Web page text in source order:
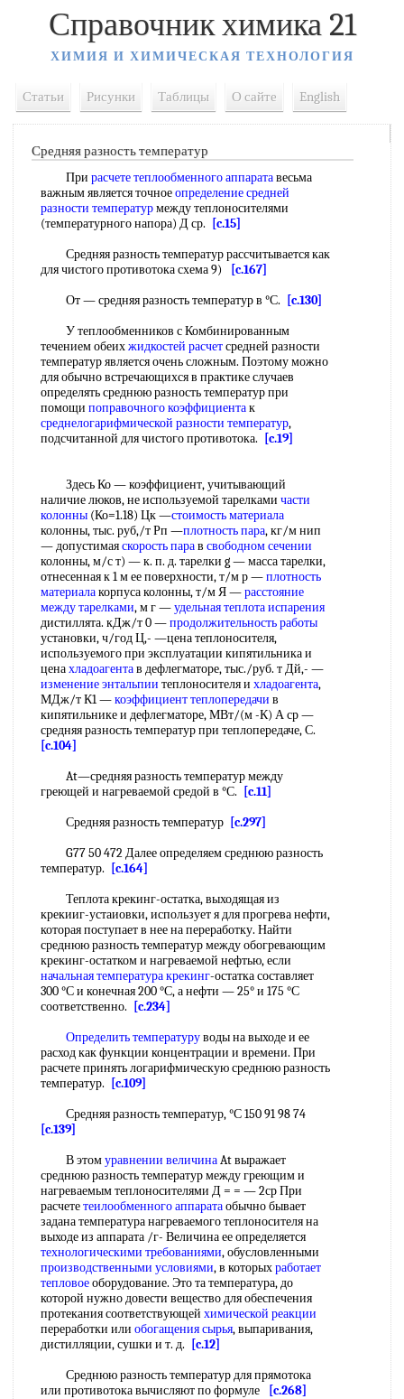
Справочник химика 21
ХИМИЯ И ХИМИЧЕСКАЯ ТЕХНОЛОГИЯ
Статьи Рисунки Таблицы О сайте English
Средняя разность температур
При расчете теплообменного аппаратавесьма
важным является точноеопределение средней
разности температурмежду теплоносителями
(температурного напора) Д ср.
[c.15]
Средняя разность температур рассчитывается как
для чистого противотока схема 9)
[c.167]
От — средняя разность температур в °С.
[c.130]
У теплообменников с Комбинированным
течением обеихжидкостей расчетсредней разности
температур является очень сложным. Поэтому можно
для обычно встречающихся в практике случаев
определять среднюю разность температур при
помощи поправочного коэффициентак
среднелогарифмической разности температур,
подсчитанной для чистого противотока.
[c.19]
Здесь Ко — коэффициент, учитывающий
наличие люков, не используемой тарелками части
колонны (Ко=1.18) Цк —стоимость материала
колонны, тыс. руб,/т Рп —плотность пара, кг/м нип
— допустимаяскорость парав свободном сечении
колонны, м/с т) — к. п. д. тарелки g — масса тарелки,
отнесенная к 1 м ее поверхности, т/м р —плотность
материалакорпуса колонны, т/м Я —расстояние
между тарелками, м г —удельная теплота испарения
дистиллята. кДж/т 0 —продолжительность работы
установки, ч/год Ц,- —цена теплоносителя,
используемого при эксплуатации кипятильника и
ценахладоагентав дефлегматоре, тыс./руб. т Дй,- —
изменение энтальпии теплоносителя и хладоагента,
МДж/т К1 —коэффициент теплопередачи в
кипятильнике и дефлегматоре, МВт/(м -К) А ср —
средняя разность температур при теплопередаче, С.
[c.104]
At—средняя разность температур между
греющей и нагреваемой средой в °С.
[c.11]
Средняя разность температур [c.297]
G77 50 472 Далее определяем среднюю разность
температур.
[c.164]
Теплота крекинг-остатка, выходящая из
крекииг-устаиовки, использует я для прогрева нефти,
которая поступает в нее на переработку. Найти
среднюю разность температур между обогревающим
крекинг-остатком и нагреваемой нефтью, если
начальная температура крекинг-остатка составляет
300 °С и конечная 200 °С, а нефти — 25° и 175 °С
соответственно.
[c.234]
Определить температуруводы на выходе и ее
расход как функции концентрации и времени. При
расчете принять логарифмическую среднюю разность
температур.
[c.109]
Средняя разность температур, °С 150 91 98 74
[c.139]
В этомуравнении величинаAt выражает
среднюю разность температур между греющим и
нагреваемым теплоносителями Д = = — 2ср При
расчететеилообменного аппаратаобычно бывает
задана температура нагреваемого теплоносителя на
выходе из аппарата /г- Величина ее определяется
технологическими требованиями, обусловленными
производственными условиями, в которыхработает
тепловоеоборудование. Это та температура, до
которой нужно довести вещество для обеспечения
протекания соответствующей химической реакции
переработки или обогащения сырья, выпаривания,
дистилляции, сушки и т. д.
[c.12]
Среднюю разность температур для прямотока
или противотока вычисляют по формуле
[c.268]